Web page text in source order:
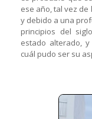
ese año, tal vez de
y debido a una
principios del
estado alterado,
cuál pudo ser su